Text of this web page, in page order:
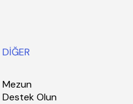
DİĞER
Mezun
Destek Olun